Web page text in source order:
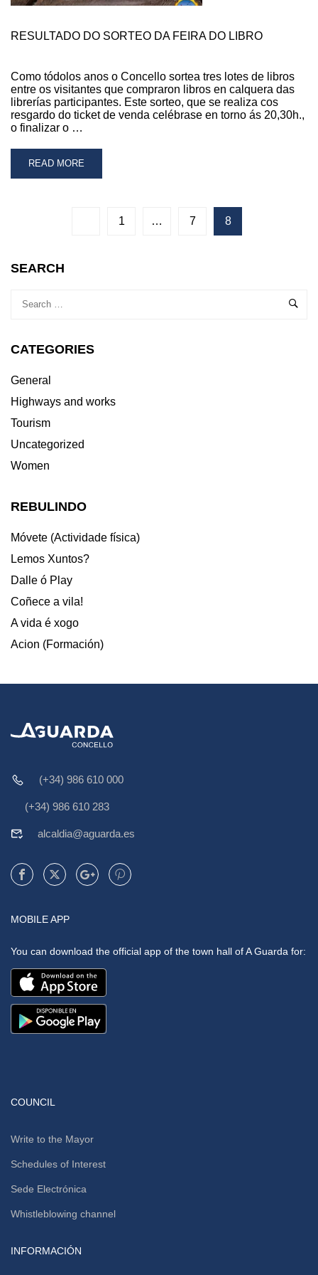
RESULTADO DO SORTEO DA FEIRA DO LIBRO
Como tódolos anos o Concello sortea tres lotes de libros
entre os visitantes que compraron libros en calquera das
librerías participantes. Este sorteo, que se realiza cos
resgardo do ticket de venda celébrase en torno ás 20,30h.,
o finalizar o …
READ
MORE
FEIRA
READ MORE
1 … 7 8
SEARCH
CATEGORIES
General
Highways and works
Tourism
Uncategorized
Women
REBULINDO
Móvete (Actividade física)
Lemos Xuntos?
Dalle ó Play
Coñece a vila!
A vida é xogo
Acion (Formación)
(+34) 986 610 000
(+34) 986 610 283
alcaldia@aguarda.es
MOBILE APP
You can download the official app of the town hall of A Guarda for:
COUNCIL
Write to the Mayor
Schedules of Interest
Sede Electrónica
Whistleblowing channel
INFORMACIÓN